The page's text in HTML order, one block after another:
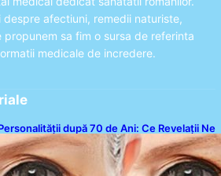
afectiuni, remedii naturiste,
sa fim o sursa de referinta
medicale de incredere.
după 70 de Ani: Ce Revelații Ne
Psihologice